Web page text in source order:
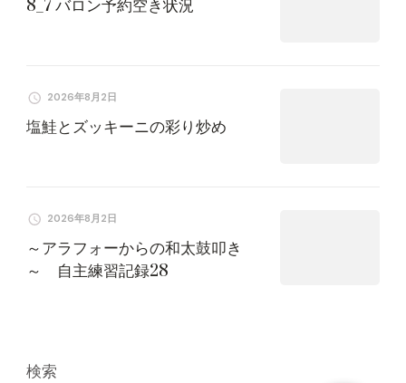
8_7 バロン予約空き状況
2026年8月2日
塩鮭とズッキーニの彩り炒め
2026年8月2日
～アラフォーからの和太鼓叩き
～ 自主練習記録28
検索